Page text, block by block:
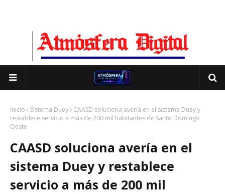
Inicio Sistema Duey
CAASD soluciona avería en el sistema Duey y
restablece servicio a más de 200 mil habitantes de Santo Domingo
Oeste
CAASD soluciona avería en el
sistema Duey y restablece
servicio a más de 200 mil